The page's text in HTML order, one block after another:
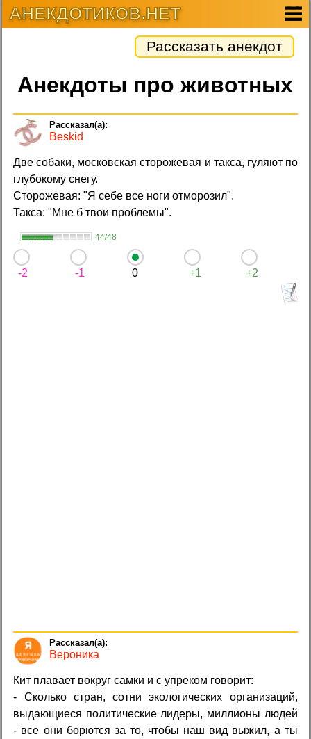
АНЕКДОТИКОВ.НЕТ
Рассказать анекдот
Анекдоты про животных
Beskid
Две собаки, московская сторожевая и такса, гуляют по
глубокому снегу.
Сторожевая: "Я себе все ноги отморозил".
Такса: "Мне б твои проблемы".
44/48
-2 -1 0 +1 +2
Вероника
Кит плавает вокруг самки и с упреком говорит:
- Сколько стран, сотни экологических организаций,
выдающиеся политические лидеры, миллионы людей
- все они борются за то, чтобы наш вид выжил, а ты